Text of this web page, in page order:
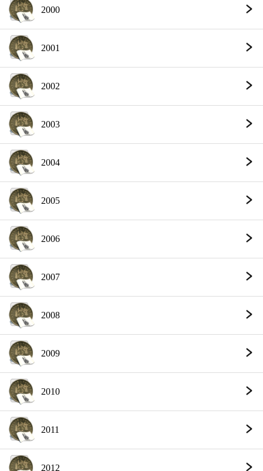
2000
2001
2002
2003
2004
2005
2006
2007
2008
2009
2010
2011
2012